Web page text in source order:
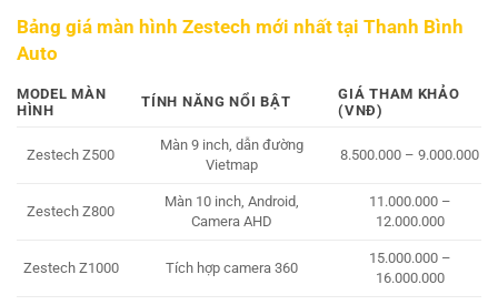
Bảng giá màn hình Zestech mới nhất tại Thanh Bình
Auto
MODEL MÀN
HÌNH
TÍNH NĂNG NỔI BẬT
GIÁ THAM KHẢO
(VNĐ)
Zestech Z500
Màn 9 inch, dẫn đường
Vietmap
8.500.000 – 9.000.000
Zestech Z800
Màn 10 inch, Android,
Camera AHD
11.000.000 –
12.000.000
Zestech Z1000 Tích hợp camera 360
15.000.000 –
16.000.000